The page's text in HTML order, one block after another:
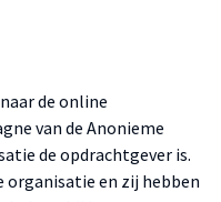
de online
van de Anonieme
de opdrachtgever is.
organisatie en zij hebben